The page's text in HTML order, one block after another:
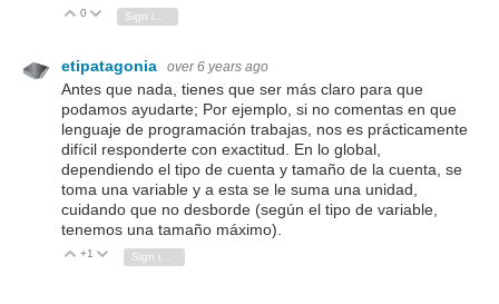
Vote Up
0 Vote Down
etipatagonia over 6 years ago
Antes que nada, tienes que ser más claro para que
podamos ayudarte; Por ejemplo, si no comentas en que
lenguaje de programación trabajas, nos es prácticamente
difícil responderte con exactitud. En lo global,
dependiendo el tipo de cuenta y tamaño de la cuenta, se
toma una variable y a esta se le suma una unidad,
cuidando que no desborde (según el tipo de variable,
tenemos una tamaño máximo).
Vote Up
+1 Vote Down